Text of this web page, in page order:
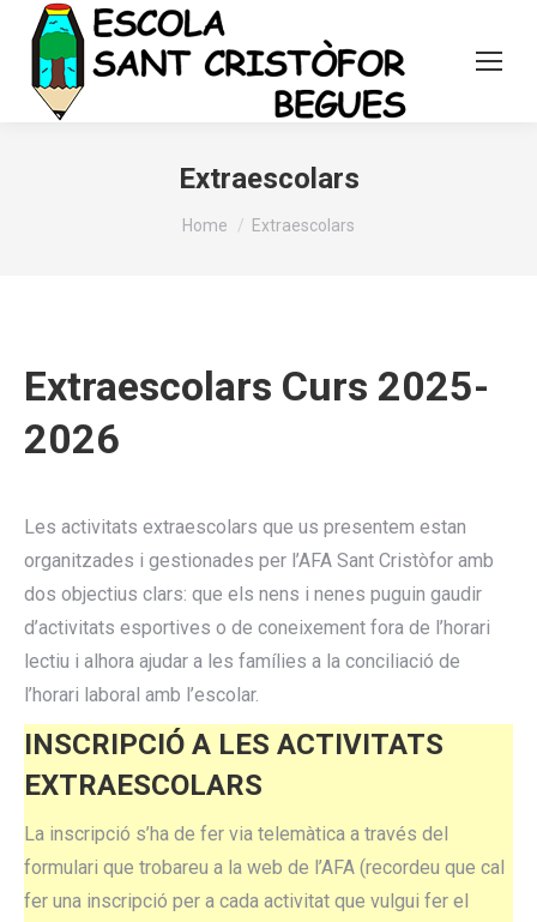
Extraescolars
You are here:
Home Extraescolars
Extraescolars Curs 2025-
2026
Les activitats extraescolars que us presentem estan
organitzades i gestionades per l’AFA Sant Cristòfor amb
dos objectius clars: que els nens i nenes puguin gaudir
d’activitats esportives o de coneixement fora de l’horari
lectiu i alhora ajudar a les famílies a la conciliació de
l’horari laboral amb l’escolar.
INSCRIPCIÓ A LES ACTIVITATS
EXTRAESCOLARS
La inscripció s’ha de fer via telemàtica a través del
formulari que trobareu a la web de l’AFA (recordeu que cal
fer una inscripció per a cada activitat que vulgui fer el